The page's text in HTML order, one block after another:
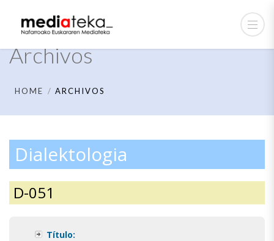
Archivos
HOME ARCHIVOS
Dialektologia
D-051
Título: